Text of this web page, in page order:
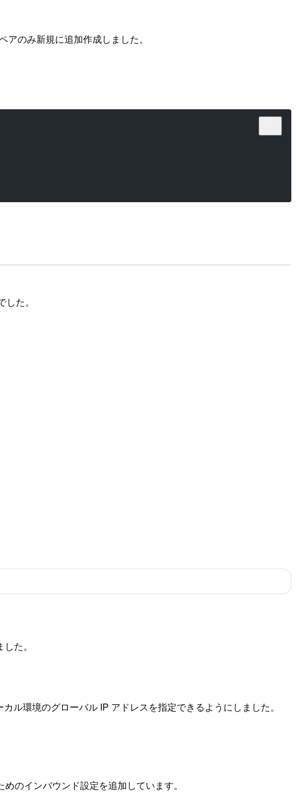
のみ新規に追加作成しました。
た。
た。
ル環境のグローバル IP アドレスを指定できるようにしました。
のインバウンド設定を追加しています。